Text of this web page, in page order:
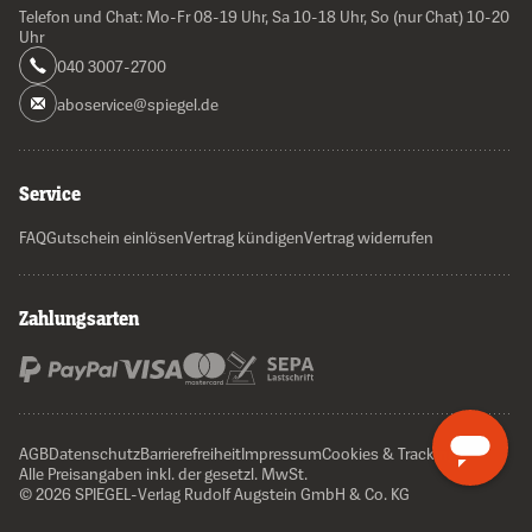
Telefon und Chat: Mo-Fr 08-19 Uhr, Sa 10-18 Uhr, So (nur Chat) 10-20
Uhr
040 3007-2700
aboservice@spiegel.de
Service
FAQGutschein einlösenVertrag kündigenVertrag widerrufen
Zahlungsarten
AGBDatenschutzBarrierefreiheitImpressumCookies & Tracking
Alle Preisangaben inkl. der gesetzl. MwSt.
© 2026 SPIEGEL-Verlag Rudolf Augstein GmbH & Co. KG